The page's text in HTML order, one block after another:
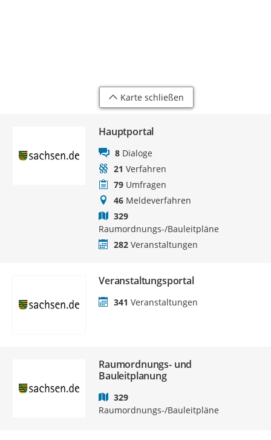
Karte schließen
Hauptportal
8 Dialoge
21 Verfahren
79 Umfragen
46 Meldeverfahren
329
Raumordnungs-/Bauleitpläne
282 Veranstaltungen
Veranstaltungsportal
341 Veranstaltungen
Raumordnungs- und
Bauleitplanung
329
Raumordnungs-/Bauleitpläne